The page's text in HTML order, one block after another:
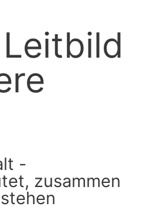
-
zusammen